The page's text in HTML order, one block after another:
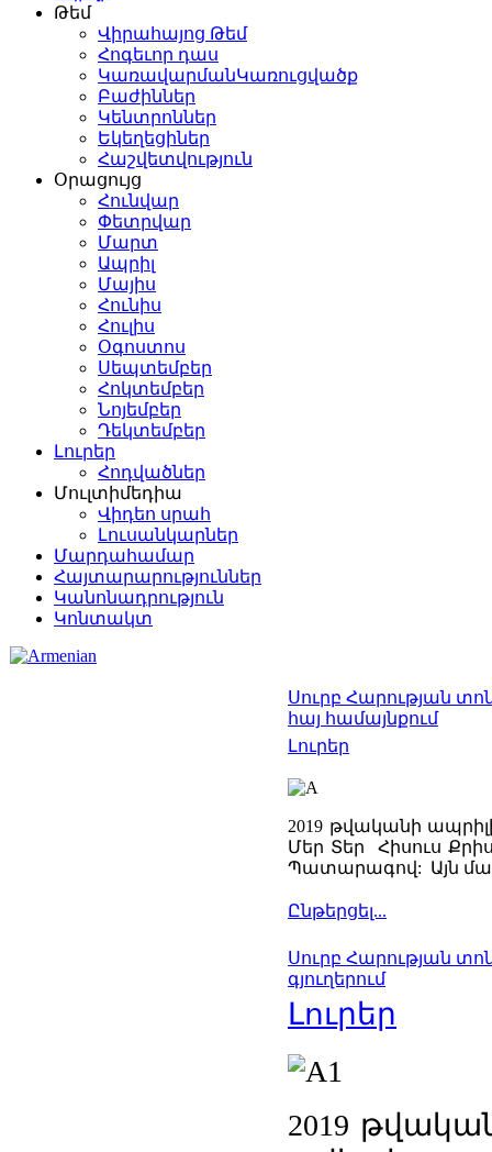
Թեմ
Վիրահայոց Թեմ
Հոգեւոր դաս
ԿառավարմանԿառուցվածք
Բաժիններ
Կենտրոններ
Եկեղեցիներ
Հաշվետվություն
Օրացույց
Հունվար
Փետրվար
Մարտ
Ապրիլ
Մայիս
Հունիս
Հուլիս
Օգոստոս
Սեպտեմբեր
Հոկտեմբեր
Նոյեմբեր
Դեկտեմբեր
Լուրեր
Հոդվածներ
Մուլտիմեդիա
Վիդեո սրահ
Լուսանկարներ
Մարդահամար
Հայտարարություններ
Կանոնադրություն
Կոնտակտ
Սուրբ Հարության
հայ համայնքում
Լուրեր
2019 թվականի
Մեր Տեր Հիսուս
Պատարագով: Այն
Ընթերցել...
Սուրբ Հարության
գյուղերում
Լուրեր
2019